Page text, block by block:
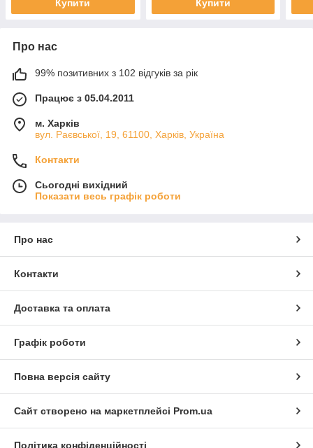
Купити Купити
Про нас
99% позитивних з 102 відгуків за рік
Працює з 05.04.2011
м. Харків
вул. Раєвської, 19, 61100, Харків, Україна
Контакти
Сьогодні вихідний
Показати весь графік роботи
Про нас
Контакти
Доставка та оплата
Графік роботи
Повна версія сайту
Сайт створено на маркетплейсі Prom.ua
Політика конфіденційності